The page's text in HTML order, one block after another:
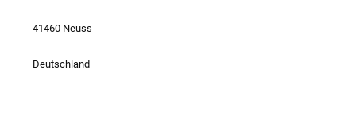
41460 Neuss
Deutschland